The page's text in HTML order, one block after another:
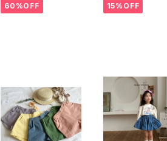
60%OFF 15%OFF